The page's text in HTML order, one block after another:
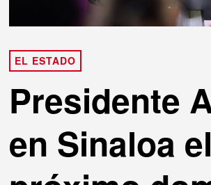
EL ESTADO
Presidente
en Sinaloa el